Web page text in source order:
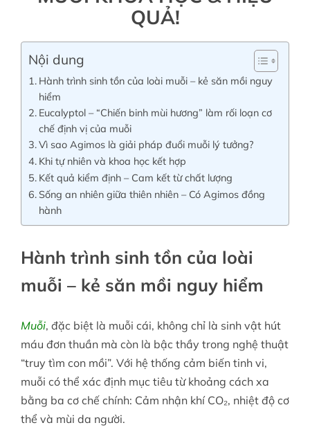
Tin tức
Liên hệ
Tài khoản
QUẢ!
Nội dung
Hành trình sinh tồn của loài muỗi – kẻ săn mồi nguy
hiểm
Eucalyptol – “Chiến binh mùi hương” làm rối loạn cơ
chế định vị của muỗi
Vì sao Agimos là giải pháp đuổi muỗi lý tưởng?
Khi tự nhiên và khoa học kết hợp
Kết quả kiểm định – Cam kết từ chất lượng
Sống an nhiên giữa thiên nhiên – Có Agimos đồng
hành
Hành trình sinh tồn của loài
muỗi – kẻ săn mồi nguy hiểm
Muỗi, đặc biệt là muỗi cái, không chỉ là sinh vật hút
máu đơn thuần mà còn là bậc thầy trong nghệ thuật
“truy tìm con mồi”. Với hệ thống cảm biến tinh vi,
muỗi có thể xác định mục tiêu từ khoảng cách xa
bằng ba cơ chế chính: Cảm nhận khí CO₂, nhiệt độ cơ
thể và mùi da người.